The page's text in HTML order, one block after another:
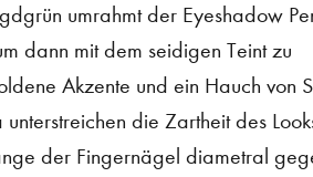
umrahmt der Eyeshadow
dann mit dem seidigen Teint zu
Akzente und ein Hauch von
die Zartheit des
der Fingernägel diametral